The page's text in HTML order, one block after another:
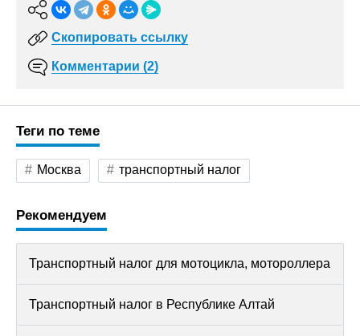
Скопировать ссылку
Комментарии (2)
Теги по теме
Москва транспортный налог
Рекомендуем
Транспортный налог для мотоцикла, мотороллера
Транспортный налог в Республике Алтай